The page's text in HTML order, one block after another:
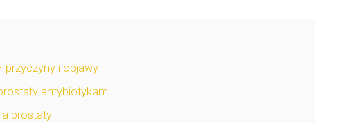
przyczyny i objawy
antybiotykami
prostaty